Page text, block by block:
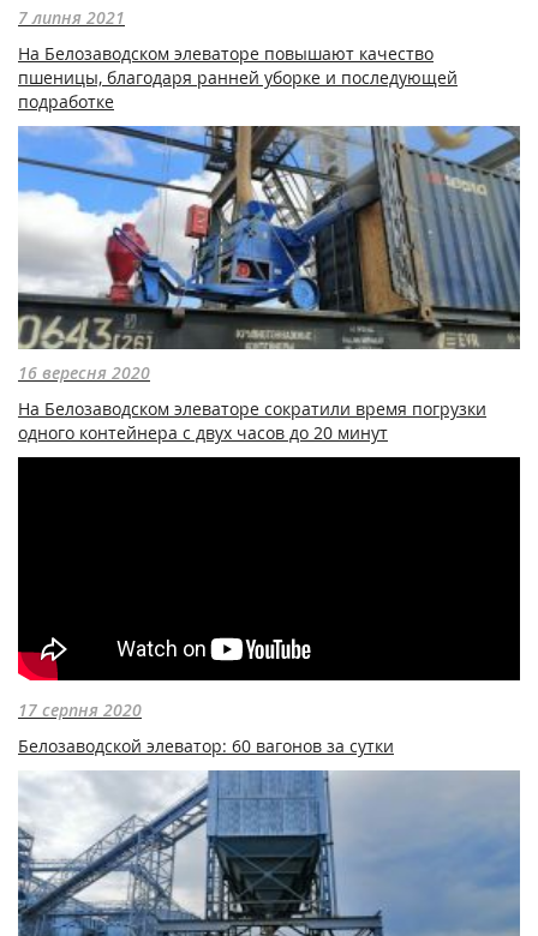
7 липня 2021
На Белозаводском элеваторе повышают качество
пшеницы, благодаря ранней уборке и последующей
подработке
16 вересня 2020
На Белозаводском элеваторе сократили время погрузки
одного контейнера с двух часов до 20 минут
17 серпня 2020
Белозаводской элеватор: 60 вагонов за сутки